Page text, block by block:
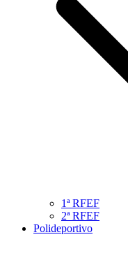
1ª RFEF
2ª RFEF
Polideportivo